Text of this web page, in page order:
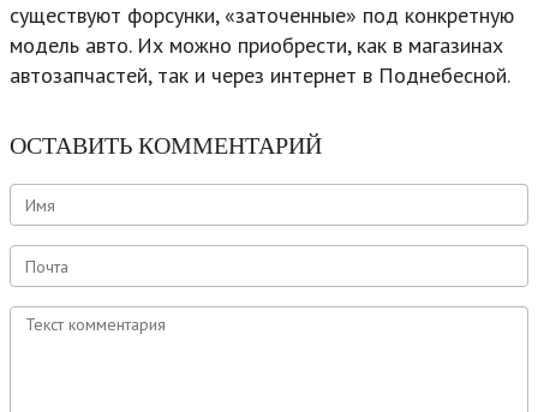
существуют форсунки, «заточенные» под конкретную
модель авто. Их можно приобрести, как в магазинах
автозапчастей, так и через интернет в Поднебесной.
ОСТАВИТЬ КОММЕНТАРИЙ